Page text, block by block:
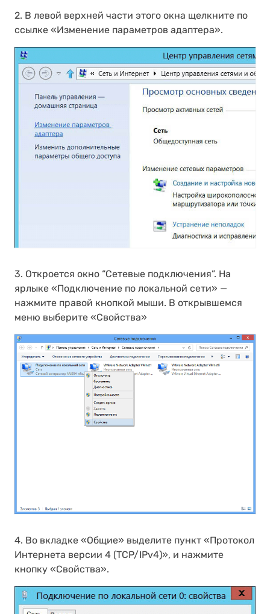
2. В левой верхней части этого окна щелкните по
ссылке «Изменение параметров адаптера».
3. Откроется окно “Сетевые подключения”. На
ярлыке «Подключение по локальной сети» —
нажмите правой кнопкой мыши. В открывшемся
меню выберите «Свойства»
4. Во вкладке «Общие» выделите пункт «Протокол
Интернета версии 4 (TCP/IPv4)», и нажмите
кнопку «Свойства».